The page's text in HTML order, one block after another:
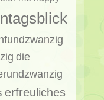
die
erfreuliches